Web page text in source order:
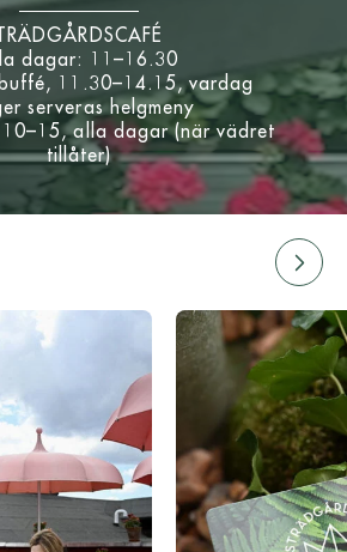
dagar: 11–16.30
11.30–14.15, vardag
serveras helgmeny
10–15, alla dagar (när vädret
tillåter)